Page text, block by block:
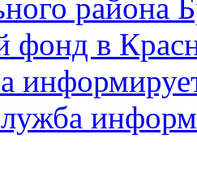
района
фонд в